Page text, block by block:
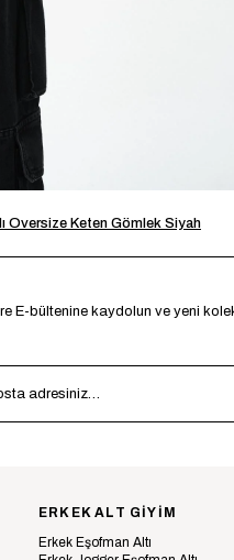
Oversize Keten Gömlek Siyah
E-bültenine kaydolun ve yeni
ERKEK ALT GİYİM
Erkek Eşofman Altı